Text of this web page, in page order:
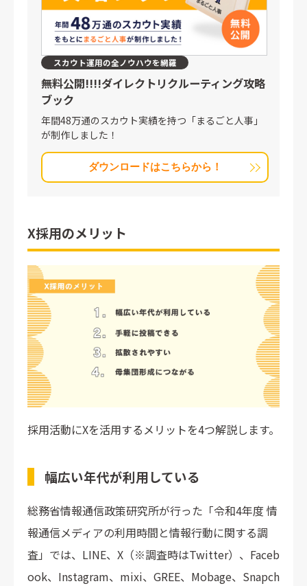
スカウト運用の全ノウハウを網羅
無料公開!!!!ダイレクトリクルーティング攻略
ブック
年間48万通のスカウト実績を持つ「まるごと人事」
が制作しました！
ダウンロードはこちらから！
X採用のメリット
採用活動にXを活用するメリットを4つ解説します。
幅広い年代が利用している
総務省情報通信政策研究所が行った「令和4年度 情
報通信メディアの利用時間と情報行動に関する調
査」では、LINE、X（※調査時はTwitter）、Faceb
ook、Instagram、mixi、GREE、Mobage、Snapch